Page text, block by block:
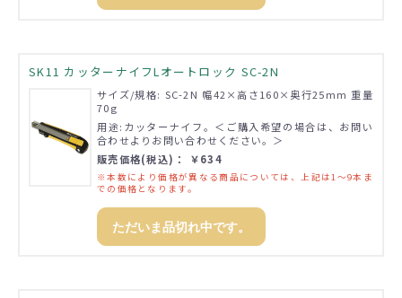
SK11 カッターナイフLオートロック SC-2N
サイズ/規格: SC-2N 幅42×高さ160×奥行25mm 重量
70g
用途:カッターナイフ。＜ご購入希望の場合は、お問い
合わせよりお問い合わせください。＞
販売価格(税込)： ￥634
※本数により価格が異なる商品については、上記は1～9本ま
での価格となります。
ただいま品切れ中です。